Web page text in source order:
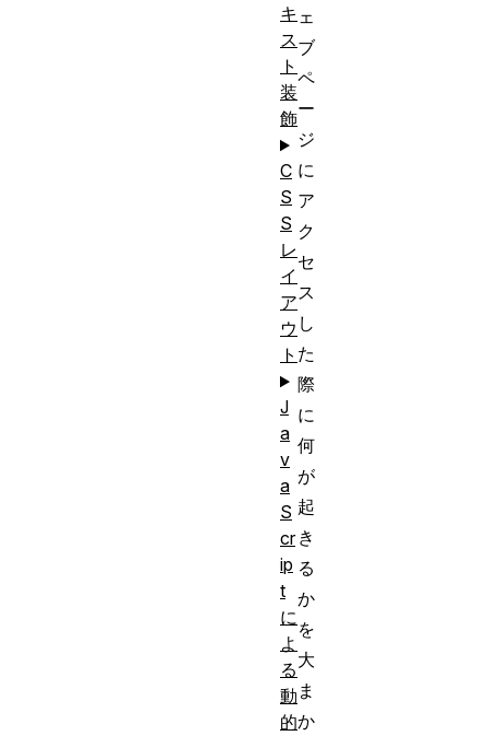
ェ
ブ
ペ
ー
ジ
に
ア
ク
セ
ス
し
た
際
に
何
が
起
き
る
か
を
大
ま
か
キ
ス
ト
装
飾
C
S
S
レ
イ
ア
ウ
ト
J
a
v
a
S
cr
ip
t
に
よ
る
動
的